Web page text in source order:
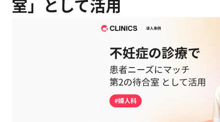
室」として活用